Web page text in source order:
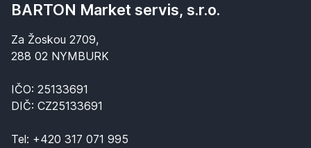
BARTON Market servis, s.r.o.
Za Žoskou 2709,
288 02 NYMBURK
IČO: 25133691
DIČ: CZ25133691
Tel: +420 317 071 995